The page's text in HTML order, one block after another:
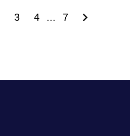
3 4 ... 7